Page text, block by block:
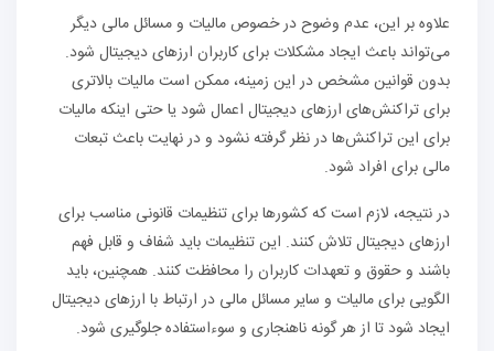
علاوه بر این، عدم وضوح در خصوص مالیات و مسائل مالی دیگر
می‌تواند باعث ایجاد مشکلات برای کاربران ارزهای دیجیتال شود.
بدون قوانین مشخص در این زمینه، ممکن است مالیات بالاتری
برای تراکنش‌های ارزهای دیجیتال اعمال شود یا حتی اینکه مالیات
برای این تراکنش‌ها در نظر گرفته نشود و در نهایت باعث تبعات
مالی برای افراد شود.
در نتیجه، لازم است که کشورها برای تنظیمات قانونی مناسب برای
ارزهای دیجیتال تلاش کنند. این تنظیمات باید شفاف و قابل فهم
باشند و حقوق و تعهدات کاربران را محافظت کنند. همچنین، باید
الگویی برای مالیات و سایر مسائل مالی در ارتباط با ارزهای دیجیتال
ایجاد شود تا از هر گونه ناهنجاری و سوءاستفاده جلوگیری شود.